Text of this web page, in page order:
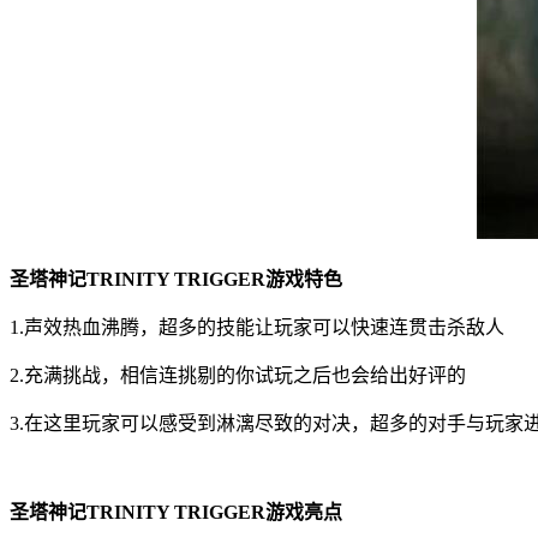
圣塔神记TRINITY TRIGGER游戏特色
1.声效热血沸腾，超多的技能让玩家可以快速连贯击杀敌人
2.充满挑战，相信连挑剔的你试玩之后也会给出好评的
3.在这里玩家可以感受到淋漓尽致的对决，超多的对手与玩家
圣塔神记TRINITY TRIGGER游戏亮点